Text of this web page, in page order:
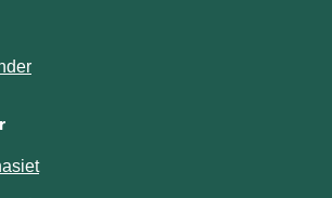
Länk till annan webbplats.